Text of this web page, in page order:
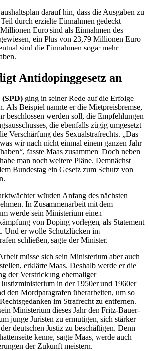
darauf hin, dass die Ausgaben zu
durch erzielte Einnahmen gedeckt
Euro sind als Einnahmen des
ein Plus von 23,79 Millionen Euro
sind die Einnahmen sogar mehr
Antidopinggesetz an
(SPD) ging in seiner Rede auf die Erfolge
Als Beispiel nannte er die Mietpreisbremse,
beschlossen werden soll, die Empfehlungen
die ebenfalls zügig umgesetzt
Verschärfung des Sexualstrafrechts. „Das
wir nach nicht einmal einem ganzen Jahr
fasste Maas zusammen. Doch neben
man noch weitere Pläne. Demnächst
Bundestag ein Gesetz zum Schutz von
würden Anfang des nächsten
In Zusammenarbeit mit dem
werde sein Ministerium einen
von Doping vorlegen, als Statement
Und er wolle Schutzlücken im
schließen, sagte der Minister.
müsse sich sein Ministerium aber auch
erklärte Maas. Deshalb werde er die
der Verstrickung ehemaliger
in der 1950er und 1960er
den Mordparagrafen überarbeiten, um so
im Strafrecht zu entfernen.
Ministerium dieses Jahr den Fritz-Bauer-
junge Juristen zu ermutigen, sich stärker
deutschen Justiz zu beschäftigen. Denn
kenne, sagte Maas, werde auch
der Zukunft meistern.